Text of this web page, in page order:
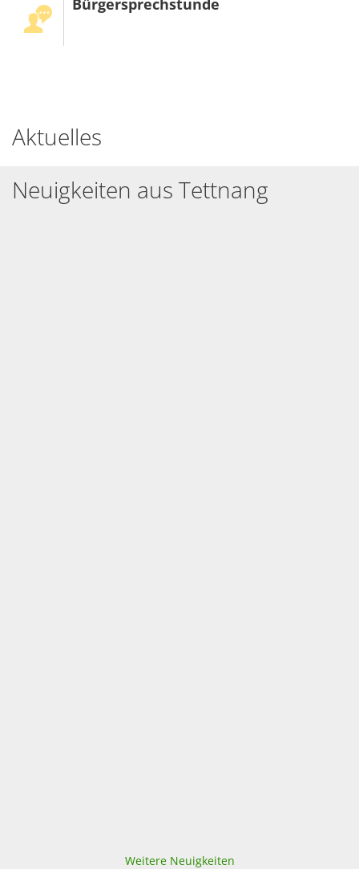
Bürgersprechstunde
Aktuelles
Neuigkeiten aus Tettnang
Weitere Neuigkeiten